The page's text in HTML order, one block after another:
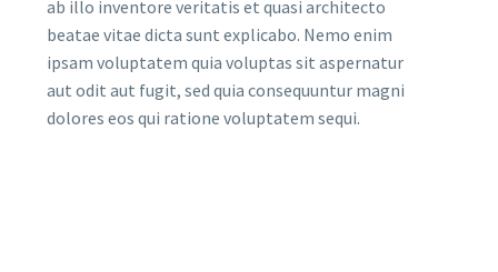
ab illo inventore veritatis et quasi architecto
beatae vitae dicta sunt explicabo. Nemo enim
ipsam voluptatem quia voluptas sit aspernatur
aut odit aut fugit, sed quia consequuntur magni
dolores eos qui ratione voluptatem sequi.